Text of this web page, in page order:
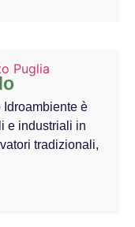
Idroambiente è
e industriali in
tradizionali,